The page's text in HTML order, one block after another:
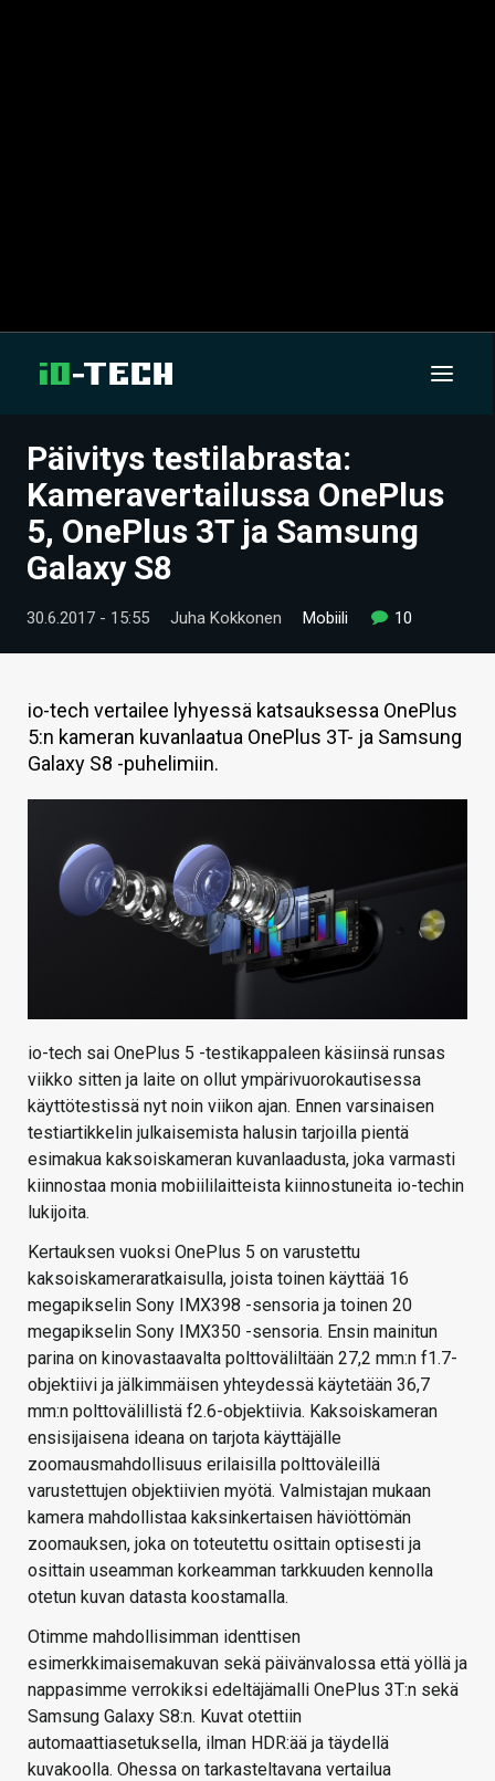
UUTISET
ARTIKKELIT
VIDEOT
TECHBBS
HINTA.FI
KAUPPA
VAIHDA TEEMA
HAKU
Päivitys testilabrasta:
Kameravertailussa OnePlus
5, OnePlus 3T ja Samsung
Galaxy S8
30.6.2017 - 15:55 Juha Kokkonen Mobiili 10
io-tech vertailee lyhyessä katsauksessa OnePlus
5:n kameran kuvanlaatua OnePlus 3T- ja Samsung
Galaxy S8 -puhelimiin.
io-tech sai OnePlus 5 -testikappaleen käsiinsä runsas
viikko sitten ja laite on ollut ympärivuorokautisessa
käyttötestissä nyt noin viikon ajan. Ennen varsinaisen
testiartikkelin julkaisemista halusin tarjoilla pientä
esimakua kaksoiskameran kuvanlaadusta, joka varmasti
kiinnostaa monia mobiililaitteista kiinnostuneita io-techin
lukijoita.
Kertauksen vuoksi OnePlus 5 on varustettu
kaksoiskameraratkaisulla, joista toinen käyttää 16
megapikselin Sony IMX398 -sensoria ja toinen 20
megapikselin Sony IMX350 -sensoria. Ensin mainitun
parina on kinovastaavalta polttoväliltään 27,2 mm:n f1.7-
objektiivi ja jälkimmäisen yhteydessä käytetään 36,7
mm:n polttovälillistä f2.6-objektiivia. Kaksoiskameran
ensisijaisena ideana on tarjota käyttäjälle
zoomausmahdollisuus erilaisilla polttoväleillä
varustettujen objektiivien myötä. Valmistajan mukaan
kamera mahdollistaa kaksinkertaisen häviöttömän
zoomauksen, joka on toteutettu osittain optisesti ja
osittain useamman korkeamman tarkkuuden kennolla
otetun kuvan datasta koostamalla.
Otimme mahdollisimman identtisen
esimerkkimaisemakuvan sekä päivänvalossa että yöllä ja
nappasimme verrokiksi edeltäjämalli OnePlus 3T:n sekä
Samsung Galaxy S8:n. Kuvat otettiin
automaattiasetuksella, ilman HDR:ää ja täydellä
kuvakoolla. Ohessa on tarkasteltavana vertailua